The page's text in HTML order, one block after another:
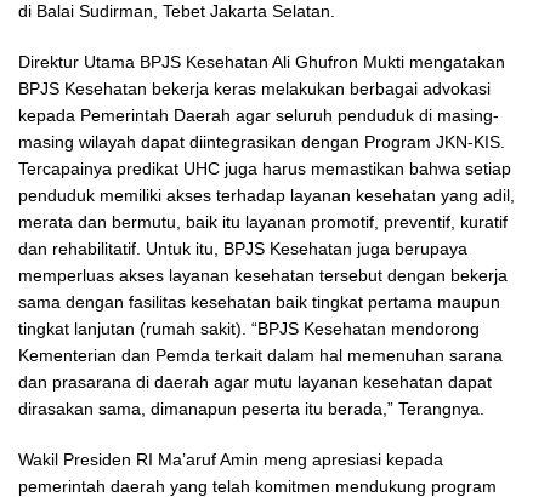
di Balai Sudirman, Tebet Jakarta Selatan.
Direktur Utama BPJS Kesehatan Ali Ghufron Mukti mengatakan
BPJS Kesehatan bekerja keras melakukan berbagai advokasi
kepada Pemerintah Daerah agar seluruh penduduk di masing-
masing wilayah dapat diintegrasikan dengan Program JKN-KIS.
Tercapainya predikat UHC juga harus memastikan bahwa setiap
penduduk memiliki akses terhadap layanan kesehatan yang adil,
merata dan bermutu, baik itu layanan promotif, preventif, kuratif
dan rehabilitatif. Untuk itu, BPJS Kesehatan juga berupaya
memperluas akses layanan kesehatan tersebut dengan bekerja
sama dengan fasilitas kesehatan baik tingkat pertama maupun
tingkat lanjutan (rumah sakit). “BPJS Kesehatan mendorong
Kementerian dan Pemda terkait dalam hal memenuhan sarana
dan prasarana di daerah agar mutu layanan kesehatan dapat
dirasakan sama, dimanapun peserta itu berada,” Terangnya.
Wakil Presiden RI Ma’aruf Amin meng apresiasi kepada
pemerintah daerah yang telah komitmen mendukung program